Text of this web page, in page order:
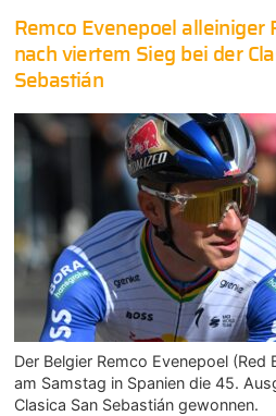
Remco Evenepoel alleiniger
nach viertem Sieg bei der
Sebastián
Der Belgier Remco Evenepoel
am Samstag in Spanien die 45.
Clasica San Sebastián gewonnen.